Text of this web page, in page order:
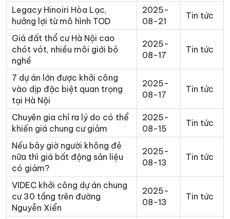
Legacy Hinoiri Hòa Lạc,
hưởng lợi từ mô hình TOD
2025-
08-21
Tin tức
Giá đất thổ cư Hà Nội cao
chót vót, nhiều môi giới bỏ
nghề
2025-
08-17
Tin tức
7 dự án lớn được khởi công
vào dịp đặc biệt quan trọng
tại Hà Nội
2025-
08-17
Tin tức
Chuyên gia chỉ ra lý do có thể
khiến giá chung cư giảm
2025-
08-15
Tin tức
Nếu bây giờ người không đẻ
nữa thì giá bất động sản liệu
có giảm?
2025-
08-13
Tin tức
VIDEC khởi công dự án chung
cư 30 tầng trên đường
Nguyễn Xiển
2025-
08-13
Tin tức